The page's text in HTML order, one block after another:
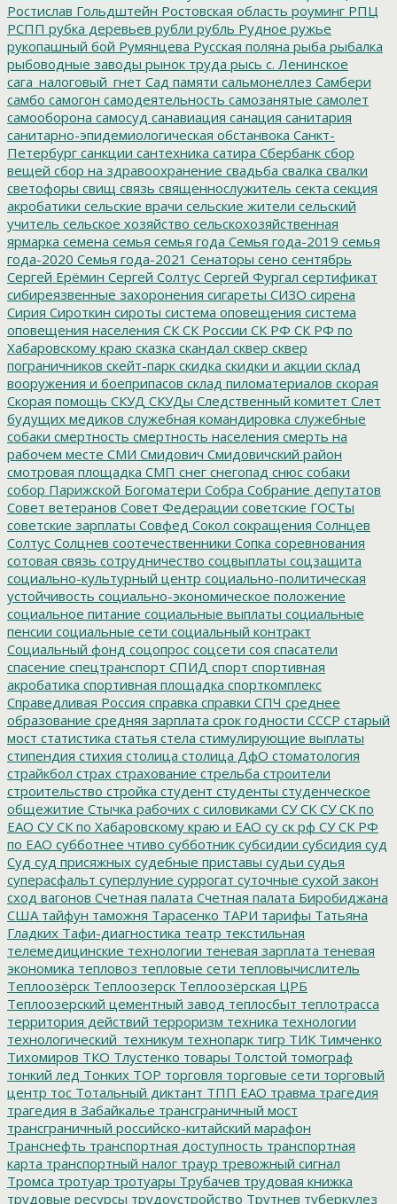
Ростислав Гольдштейн Ростовская область роуминг РПЦ
РСПП рубка деревьев рубли рубль Рудное ружье
рукопашный бой Румянцева Русская поляна рыба рыбалка
рыбоводные заводы рынок труда рысь с. Ленинское
сага_налоговый_гнет Сад памяти сальмонеллез Самбери
самбо самогон самодеятельность самозанятые самолет
самооборона самосуд санавиация санация санитария
санитарно-эпидемиологическая обстанвока Санкт-
Петербург санкции сантехника сатира Сбербанк сбор
вещей сбор на здравоохранение свадьба свалка свалки
светофоры свищ связь священнослужитель секта секция
акробатики сельские врачи сельские жители сельский
учитель сельское хозяйство сельскохозяйственная
ярмарка семена семья семья года Семья года-2019 семья
года-2020 Семья года-2021 Сенаторы сено сентябрь
Сергей Ерёмин Сергей Солтус Сергей Фургал сертификат
сибиреязвенные захоронения сигареты СИЗО сирена
Сирия Сироткин сироты система оповещения система
оповещения населения СК СК России СК РФ СК РФ по
Хабаровскому краю сказка скандал сквер сквер
пограничников скейт-парк скидка скидки и акции склад
вооружения и боеприпасов склад пиломатериалов скорая
Скорая помощь СКУД СКУДы Следственный комитет Слет
будущих медиков служебная командировка служебные
собаки смертность смертность населения смерть на
рабочем месте СМИ Смидович Смидовичский район
смотровая площадка СМП снег снегопад снюс собаки
собор Парижской Богоматери Собра Собрание депутатов
Совет ветеранов Совет Федерации советские ГОСТы
советские зарплаты Совфед Сокол сокращения Солнцев
Солтус Солцнев соотечественники Сопка соревнования
сотовая связь сотрудничество соцвыплаты соцзащита
социально-культурный центр социально-политическая
устойчивость социально-экономическое положение
социальное питание социальные выплаты социальные
пенсии социальные сети социальный контракт
Социальный фонд соцопрос соцсети соя спасатели
спасение спецтранспорт СПИД спорт спортивная
акробатика спортивная площадка спорткомплекс
Справедливая Россия справка справки СПЧ среднее
образование средняя зарплата срок годности СССР старый
мост статистика статья стела стимулирующие выплаты
стипендия стихия столица столица ДфО стоматология
страйкбол страх страхование стрельба строители
строительство стройка студент студенты студенческое
общежитие Стычка рабочих с силовиками СУ СК СУ СК по
ЕАО СУ СК по Хабаровскому краю и ЕАО су ск рф СУ СК РФ
по ЕАО субботнее чтиво субботник субсидии субсидия суд
Суд суд присяжных судебные приставы судьи судья
суперасфальт суперлуние суррогат суточные сухой закон
сход вагонов Счетная палата Счетная палата Биробиджана
США тайфун таможня Тарасенко ТАРИ тарифы Татьяна
Гладких Тафи-диагностика театр текстильная
телемедицинские технологии теневая зарплата теневая
экономика тепловоз тепловые сети тепловычислитель
Теплоозёрск Теплоозерск Теплоозёрская ЦРБ
Теплоозерский цементный завод теплосбыт теплотрасса
территория действий терроризм техника технологии
технологический_техникум технопарк тигр ТИК Тимченко
Тихомиров ТКО Тлустенко товары Толстой томограф
тонкий лед Тонких ТОР торговля торговые сети торговый
центр тос Тотальный диктант ТПП ЕАО травма трагедия
трагедия в Забайкалье трансграничный мост
трансграничный российско-китайский марафон
Транснефть транспортная доступность транспортная
карта транспортный налог траур тревожный сигнал
Тромса тротуар тротуары Трубачев трудовая книжка
трудовые ресурсы трудоустройство Трутнев туберкулез